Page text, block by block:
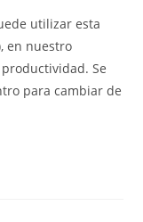
utilizar esta
en nuestro
Se
para cambiar de